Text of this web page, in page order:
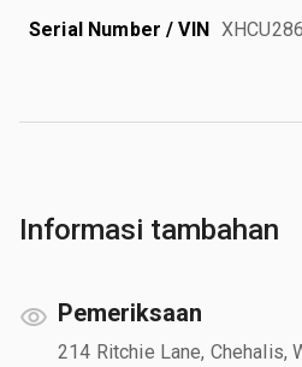
Serial Number / VIN
Informasi tambahan
Pemeriksaan
214 Ritchie Lane, Chehalis,